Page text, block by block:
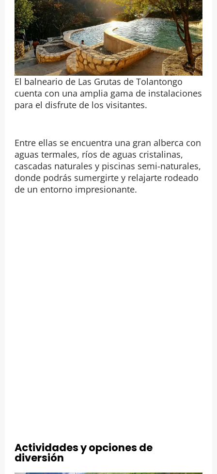
El balneario de Las Grutas de Tolantongo
cuenta con una amplia gama de instalaciones
para el disfrute de los visitantes.
Entre ellas se encuentra una gran alberca con
aguas termales, ríos de aguas cristalinas,
cascadas naturales y piscinas semi-naturales,
donde podrás sumergirte y relajarte rodeado
de un entorno impresionante.
Actividades y opciones de
diversión